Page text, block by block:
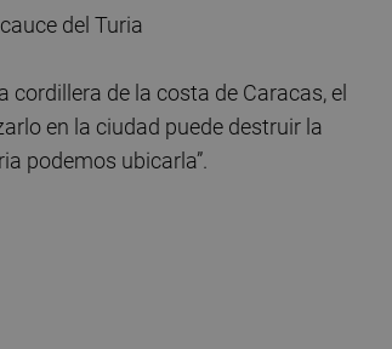
del Turia
de la costa de Caracas, el
en la ciudad puede destruir la
podemos ubicarla”.